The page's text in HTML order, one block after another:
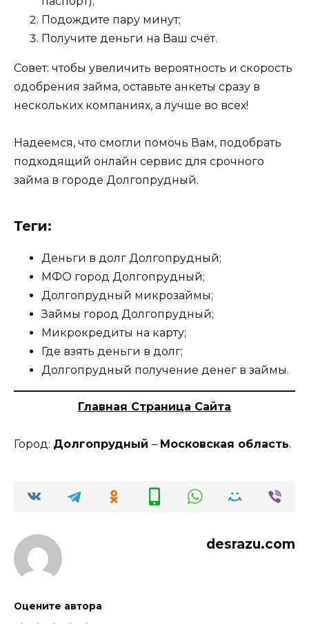
Подождите пару минут;
Получите деньги на Ваш счёт.
Совет: чтобы увеличить вероятность и скорость
одобрения займа, оставьте анкеты сразу в
нескольких компаниях, а лучше во всех!
Надеемся, что смогли помочь Вам, подобрать
подходящий онлайн сервис для срочного
займа в городе Долгопрудный.
Теги:
Деньги в долг Долгопрудный;
МФО город Долгопрудный;
Долгопрудный микрозаймы;
Займы город Долгопрудный;
Микрокредиты на карту;
Где взять деньги в долг;
Долгопрудный получение денег в займы.
Главная Страница Сайта
Город: Долгопрудный – Московская область.
desrazu.com
Оцените автора